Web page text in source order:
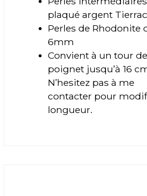
plaqué argent
Perles de Rhodonite
6mm
Convient à un tour de
poignet jusqu’à 16
N’hesitez pas à me
contacter pour
longueur.